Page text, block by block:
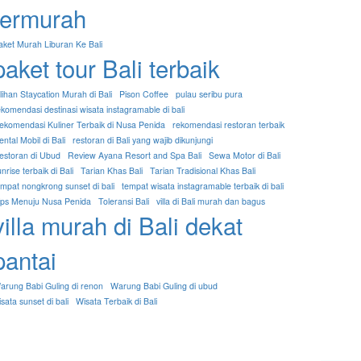
Murah Liburan Ke Bali
tour Bali terbaik
Staycation Murah di Bali Pison Coffee pulau seribu pura
destinasi wisata instagramable di bali
Kuliner Terbaik di Nusa Penida rekomendasi restoran terbaik
Mobil di Bali restoran di Bali yang wajib dikunjungi
di Ubud
Review Ayana Resort and Spa Bali Sewa Motor di Bali
terbaik di Bali Tarian Khas Bali Tarian Tradisional Khas Bali
nongkrong sunset di bali
tempat wisata instagramable terbaik di bali
Menuju Nusa Penida Toleransi Bali villa di Bali murah dan bagus
murah di Bali dekat
Babi Guling di renon Warung Babi Guling di ubud
sunset di bali
Wisata Terbaik di Bali